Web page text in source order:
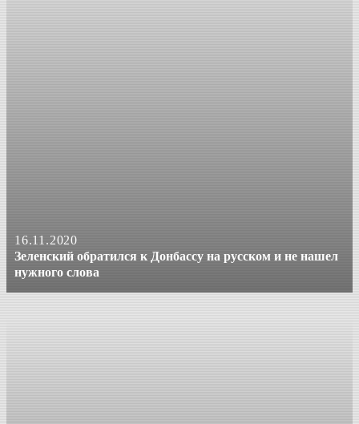
16.11.2020
Зеленский обратился к Донбассу на русском и не нашел
нужного слова